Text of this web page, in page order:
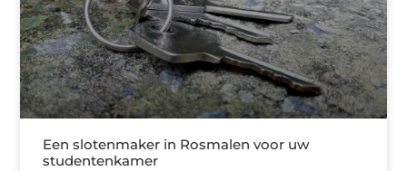
Een slotenmaker in Rosmalen voor uw
studentenkamer